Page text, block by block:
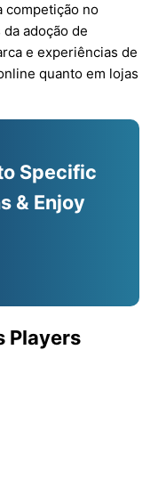
competição no
adoção de
e experiências de
quanto em lojas
Specific
& Enjoy
Players